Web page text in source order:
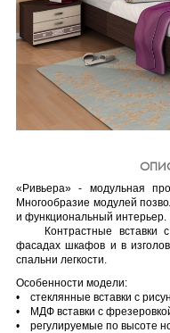
«Ривьера» - модульная
Многообразие модулей
и функциональный
Контрастные вставки с
фасадах шкафов и в
спальни легкости.
Особенности модели:
• стеклянные вставки с
• МДФ вставки с
• регулируемые по высоте